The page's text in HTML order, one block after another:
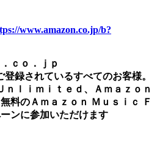
www.amazon.co.jp/b?
ｃｏ．ｊｐ
登録されているすべてのお客様。
ｎｌｉｍｉｔｅｄ、Ａｍａｚｏｎ
料のＡｍａｚｏｎ Ｍｕｓｉｃ Ｆ
ンに参加いただけます